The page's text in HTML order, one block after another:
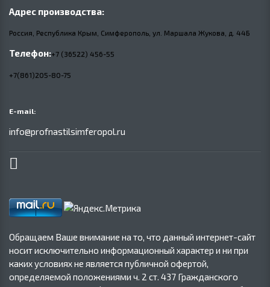
Адрес производства:
Россия, Республика Крым, Симферополь, ул. Маршала Жукова, д. 44Б
Телефон:+7 (36522) 456-55
+7(861)205-80-75
E-mail:
info@profnastilsimferopol.ru
Обращаем Ваше внимание на то, что данный интернет-сайт
носит исключительно информационный характер и ни при
каких условиях не является публичной офертой,
определяемой положениями ч. 2 ст. 437 Гражданского